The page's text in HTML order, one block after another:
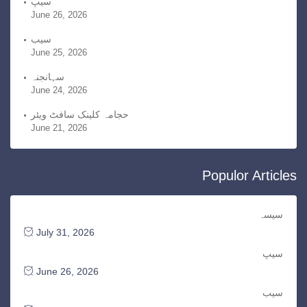
June 26, 2026
سیب
June 25, 2026
سہانجنہ
June 24, 2026
حجامہ کلینک سافٹ ویئر
June 21, 2026
Populor Articles
سیسہ
July 31, 2026
سیپ
June 26, 2026
سیب